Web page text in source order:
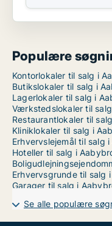
Populære
Kontorlokaler til salg i
Butikslokaler til salg i
Lagerlokaler til salg i
Værkstedslokaler til
Restaurantlokaler til
Kliniklokaler til salg i
Erhvervslejemål til salg
Hoteller til salg i
Erhvervsgrunde til salg
Garager til salg i
Se alle populære